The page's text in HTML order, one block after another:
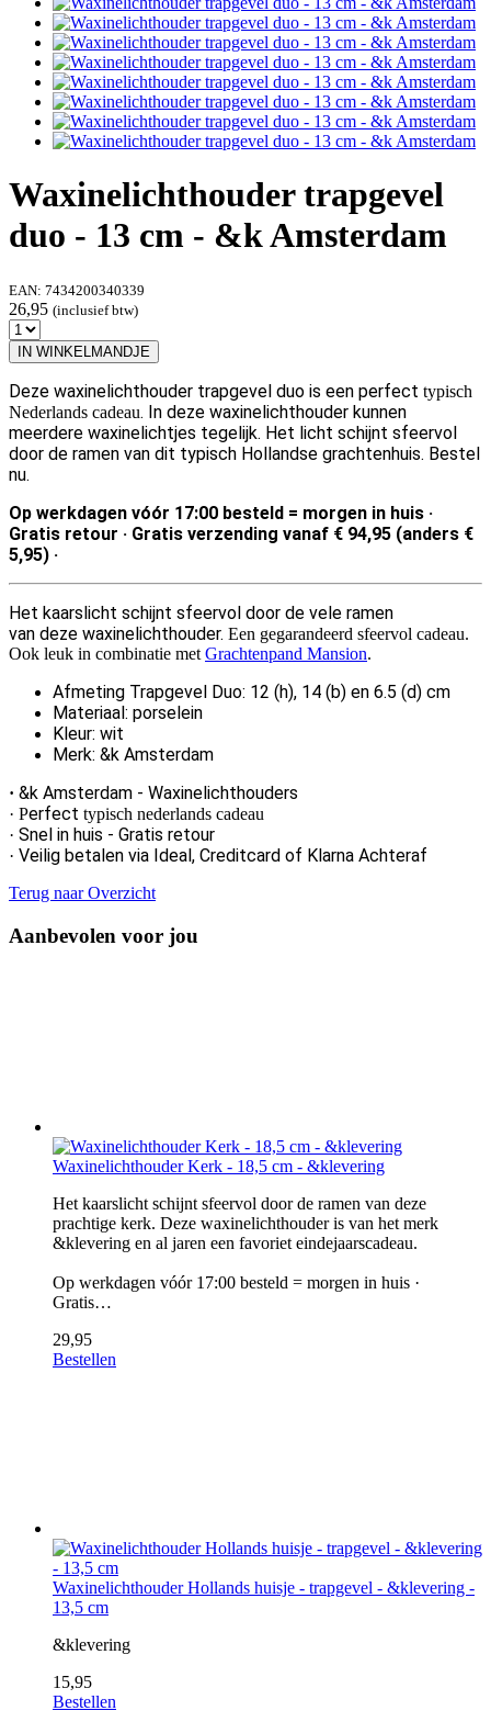
Waxinelichthouder trapgevel
duo - 13 cm - &k Amsterdam
EAN: 7434200340339
26,95 (inclusief btw)
IN WINKELMANDJE
Deze waxinelichthouder trapgevel duo is een perfect typisch
Nederlands cadeau. In deze waxinelichthouder kunnen
meerdere waxinelichtjes tegelijk. Het licht schijnt sfeervol
door de ramen van dit typisch Hollandse grachtenhuis. Bestel
nu.
Op werkdagen vóór 17:00 besteld = morgen in huis ·
Gratis retour · Gratis verzending vanaf € 94,95 (anders €
5,95) ·
Het kaarslicht schijnt sfeervol door de vele ramen
van deze waxinelichthouder. Een gegarandeerd sfeervol cadeau.
Ook leuk in combinatie met Grachtenpand Mansion.
Afmeting Trapgevel Duo: 12 (h), 14 (b) en 6.5 (d) cm
Materiaal: porselein
Kleur: wit
Merk: &k Amsterdam
· &k Amsterdam - Waxinelichthouders
· Perfect typisch nederlands cadeau
· Snel in huis - Gratis retour
· Veilig betalen via Ideal, Creditcard of Klarna Achteraf
Terug naar Overzicht
Aanbevolen voor jou
Waxinelichthouder Kerk - 18,5 cm - &klevering
Het kaarslicht schijnt sfeervol door de ramen van deze
prachtige kerk. Deze waxinelichthouder is van het merk
&klevering en al jaren een favoriet eindejaarscadeau.
Op werkdagen vóór 17:00 besteld = morgen in huis ·
Gratis…
29,95
Bestellen
Waxinelichthouder Hollands huisje - trapgevel - &klevering -
13,5 cm
&klevering
15,95
Bestellen